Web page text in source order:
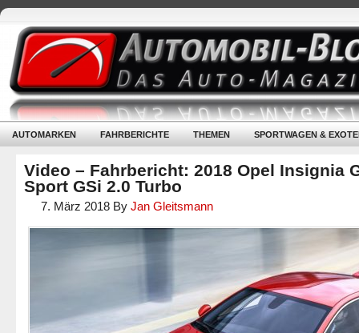
AUTOMARKEN FAHRBERICHTE THEMEN SPORTWAGEN &
Video – Fahrbericht: 2018 Opel Insignia
Sport GSi 2.0 Turbo
7. März 2018 By Jan Gleitsmann